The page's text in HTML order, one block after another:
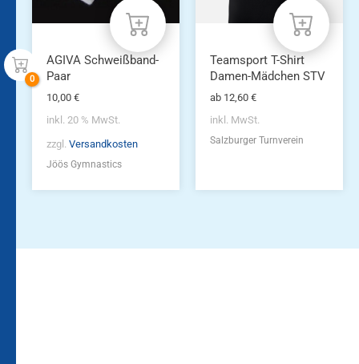
AGIVA Schweißband-
Paar
10,00 €
inkl. 20 % MwSt.
zzgl. Versandkosten
Jöös Gymnastics
Produktseite
gewählt
werden
Teamsport T-Shirt
Damen-Mädchen STV
ab 12,60 €
inkl. MwSt.
Salzburger Turnverein